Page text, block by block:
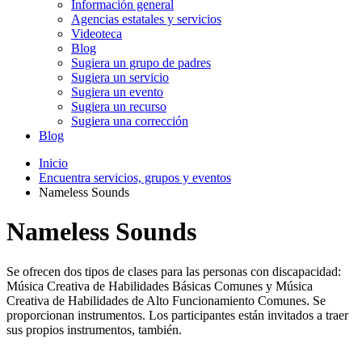
Información general
Agencias estatales y servicios
Videoteca
Blog
Sugiera un grupo de padres
Sugiera un servicio
Sugiera un evento
Sugiera un recurso
Sugiera una corrección
Blog
Inicio
Encuentra servicios, grupos y eventos
Nameless Sounds
Nameless Sounds
Se ofrecen dos tipos de clases para las personas con discapacidad:
Música Creativa de Habilidades Básicas Comunes y Música
Creativa de Habilidades de Alto Funcionamiento Comunes. Se
proporcionan instrumentos. Los participantes están invitados a traer
sus propios instrumentos, también.